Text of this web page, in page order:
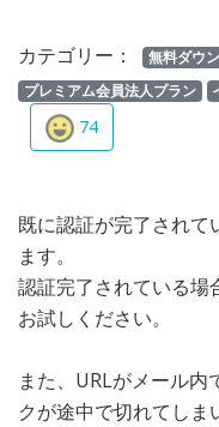
カテゴリー： 無料ダウ
プレミアム会員法人プラン
74
既に認証が完了されて
ます。
認証完了されている場
お試しください。
また、URLがメール
クが途中で切れてしま